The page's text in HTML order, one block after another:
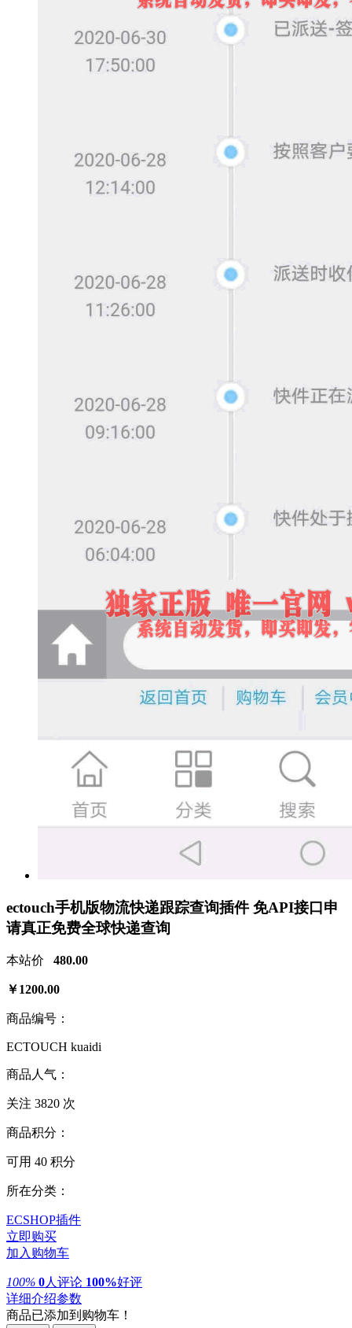
ectouch手机版物流快递跟踪查询插件 免API接口申
请真正免费全球快递查询
本站价 480.00
￥1200.00
商品编号：
ECTOUCH kuaidi
商品人气：
关注 3820 次
商品积分：
可用 40 积分
所在分类：
ECSHOP插件
立即购买
加入购物车
100% 0人评论 100%好评
详细介绍参数
商品已添加到购物车！